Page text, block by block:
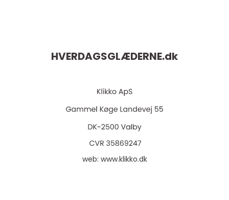
HVERDAGSGLÆDERNE.dk
web: www.klikko.dk